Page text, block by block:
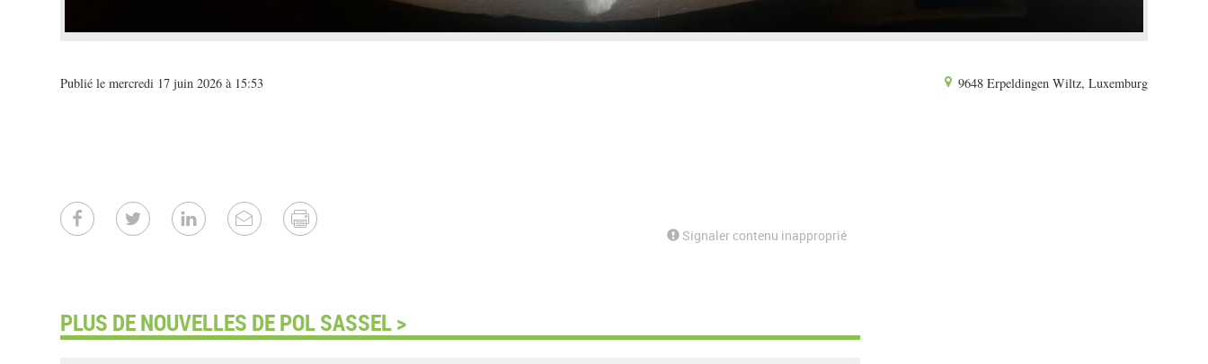
Publié le mercredi 17 juin 2026 à 15:53 9648 Erpeldingen Wiltz, Luxemburg
Signaler contenu inapproprié
PLUS DE NOUVELLES DE POL SASSEL >